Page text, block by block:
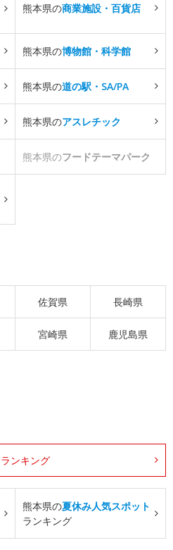
熊本県の商業施設・百貨店
熊本県の博物館・科学館
熊本県の道の駅・SA/PA
熊本県のアスレチック
熊本県のフードテーマパーク
佐賀県 長崎県
宮崎県 鹿児島県
ランキング
熊本県の夏休み人気スポット
ランキング